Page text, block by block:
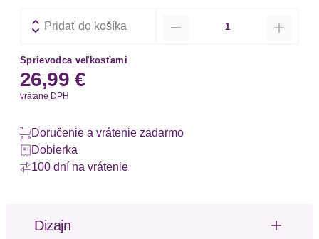
Pridať do košíka
Sprievodca veľkosťami
26,99 €
vrátane DPH
Doručenie a vrátenie zadarmo
Dobierka
100 dní na vrátenie
Dizajn